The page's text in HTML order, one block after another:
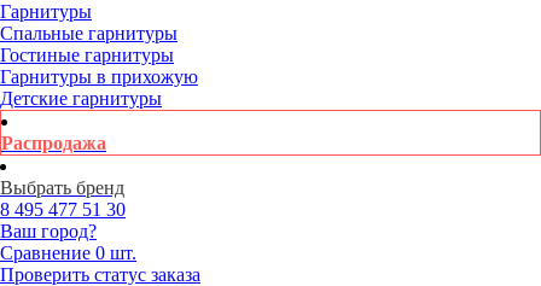
Гарнитуры
Спальные гарнитуры
Гостиные гарнитуры
Гарнитуры в прихожую
Детские гарнитуры
Распродажа
Выбрать бренд
8 495 477 51 30
Ваш город?
Сравнение 0 шт.
Проверить статус заказа